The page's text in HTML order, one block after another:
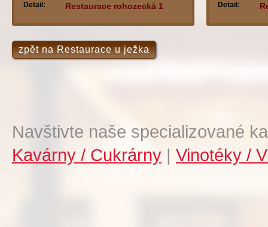
Detail:
Restaurace rohozecká 1
Detail:
zpět na Restaurace u ježka
Navštivte naše specializované
Kavárny / Cukrárny | Vinotéky /